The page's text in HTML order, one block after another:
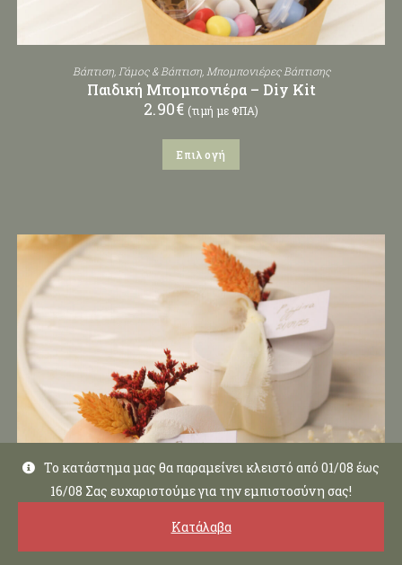
Το κατάστημα μας θα παραμείνει κλειστό από 01/08 έως
16/08 Σας ευχαριστούμε για την εμπιστοσύνη σας!
Κατάλαβα
Βάπτιση, Γάμος & Βάπτιση, Μπομπονιέρες Βάπτισης
Παιδική Μπομπονιέρα – Diy Kit
2.90€ (τιμή με ΦΠΑ)
Επιλογή